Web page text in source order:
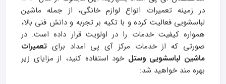
در زمینه تعمیرات انواع لوازم خانگی، از جمله ماشین
لباسشویی فعالیت کرده و با تکیه بر تجربه و دانش فنی بالا،
همواره کیفیت خدمات را در اولویت قرار داده است. در
صورتی که از خدمات مرکز آی پی امداد برای تعمیرات
ماشین لباسشویی وستل خود استفاده کنید، از مزایای زیر
بهره مند خواهید شد: